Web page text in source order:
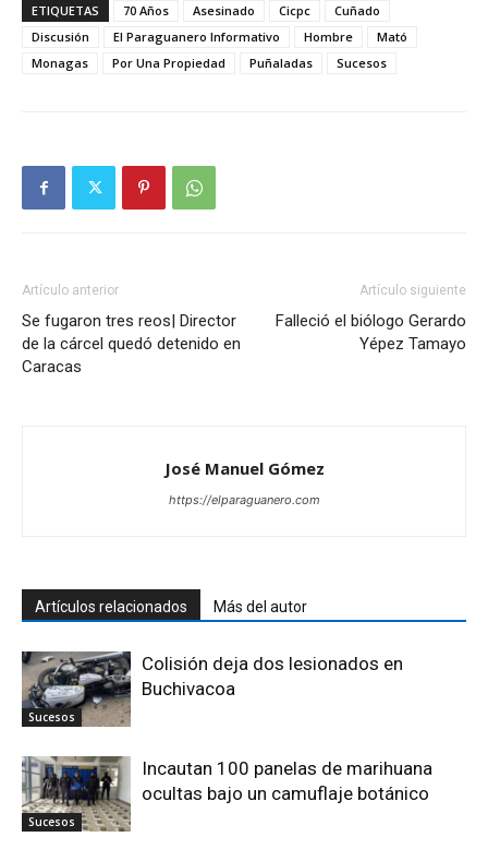
ETIQUETAS 70 Años Asesinado Cicpc
Cuñado
Discusión
El Paraguanero Informativo Hombre
Mató
Monagas
Por Una Propiedad Puñaladas Sucesos
Artículo anterior
Se fugaron tres reos| Director
de la cárcel quedó detenido en
Caracas
Artículo siguiente
Falleció el biólogo Gerardo
Yépez Tamayo
José Manuel Gómez
https://elparaguanero.com
Artículos relacionados Más del autor
Sucesos
Colisión deja dos lesionados en
Buchivacoa
Sucesos
Incautan 100 panelas de marihuana
ocultas bajo un camuflaje botánico